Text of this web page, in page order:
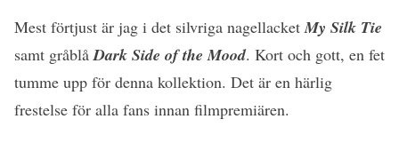
Mest förtjust är jag i det silvriga nagellacketMy Silk Tie
samt gråblå Dark Side of the Mood. Kort och gott, en fet
tumme upp för denna kollektion. Det är en härlig
frestelse för alla fans innan filmpremiären.